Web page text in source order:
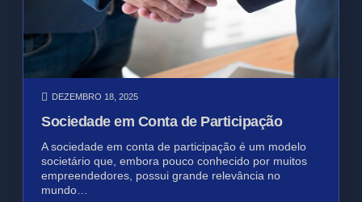
DEZEMBRO 18, 2025
Sociedade em Conta de Participação
A sociedade em conta de participação é um modelo
societário que, embora pouco conhecido por muitos
empreendedores, possui grande relevância no
mundo…